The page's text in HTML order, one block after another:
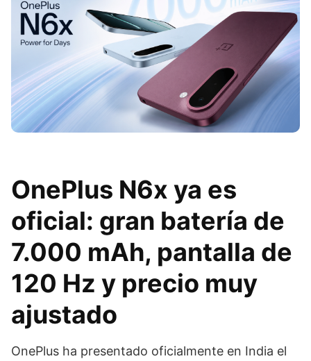
OnePlus N6x ya es
oficial: gran batería de
7.000 mAh, pantalla de
120 Hz y precio muy
ajustado
OnePlus ha presentado oficialmente en India el